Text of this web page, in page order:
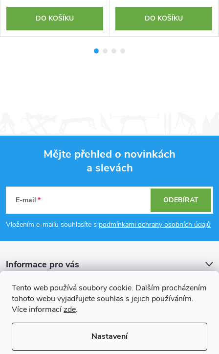
Tento web používá soubory cookie. Dalším procházením
tohoto webu vyjadřujete souhlas s jejich používáním.
Více informacízde.
Nastavení
DO KOŠÍKU DO KOŠÍKU
p
a
t
Mějte přehled o novinkách
a slevách
E-mail
Vložením e-mailu souhlasíte s podmínkami ochrany osobních údajů
ODEBÍRAT
Informace pro vás
Přijímáme online platby